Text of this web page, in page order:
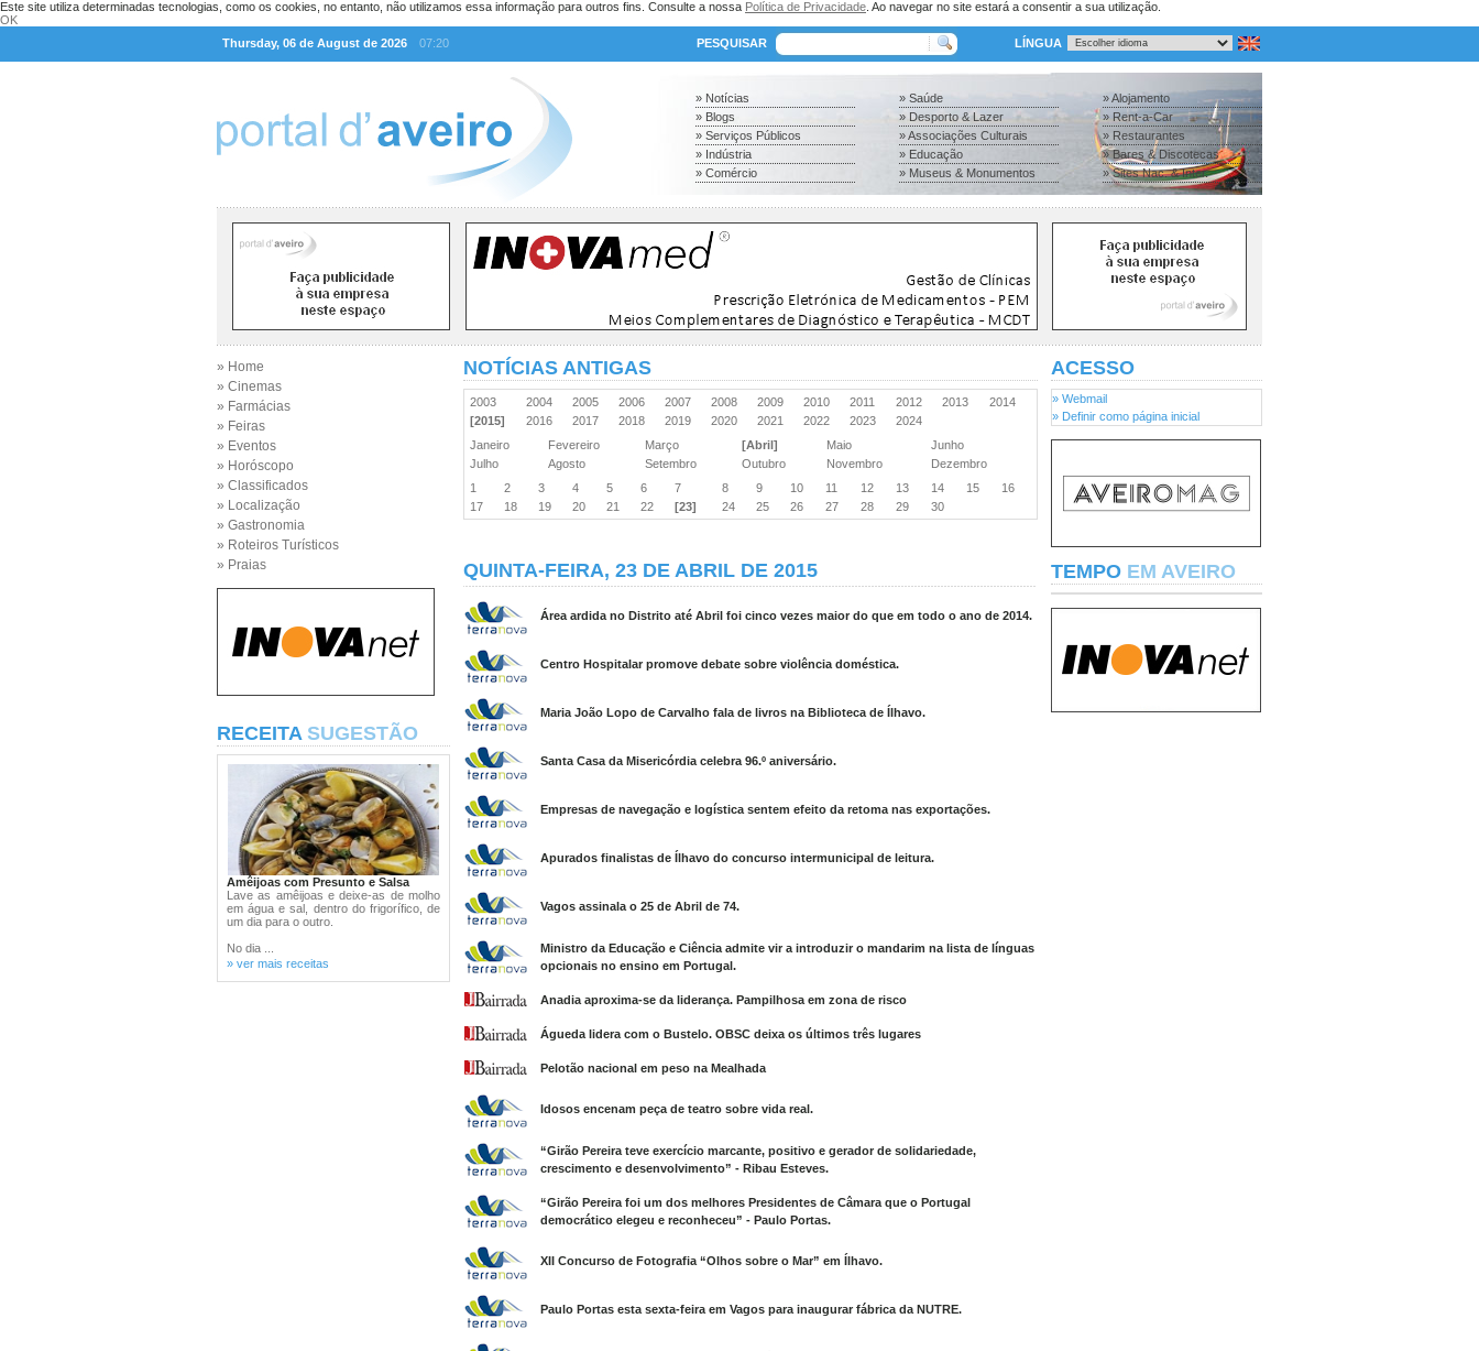
Este site utiliza determinadas tecnologias, como os cookies, no entanto, não utilizamos essa informação para outros fins. Consulte a nossa Política de Privacidade . Ao navegar no site estará a consentir a sua utilização.
OK
Thursday, 06 de August de 2026
07:20 PESQUISAR LÍNGUA
» Notícias
» Blogs
» Serviços Públicos
» Indústria
» Comércio
» Saúde
» Desporto & Lazer
» Associações Culturais
» Educação
» Museus & Monumentos
» Alojamento
» Rent-a-Car
» Restaurantes
» Bares & Discotecas
» Sites Nac. & Inter.
» Home
» Cinemas
» Farmácias
» Feiras
» Eventos
» Horóscopo
» Classificados
» Localização
» Gastronomia
» Roteiros Turísticos
» Praias
RECEITA SUGESTÃO
Amêijoas com Presunto e Salsa
Lave as amêijoas e deixe-as de molho
em água e sal, dentro do frigorífico, de
um dia para o outro.
No dia ...
» ver mais receitas
NOTÍCIAS ANTIGAS
2003 2004 2005 2006 2007 2008 2009 2010 2011 2012 2013
2014
[2015]
2016 2017 2018 2019 2020 2021 2022 2023
2024
Janeiro
Fevereiro Março [Abril] Maio
Junho
Julho
Agosto Setembro Outubro Novembro
Dezembro
1
2 3 4 5 6 7 8 9 10 11 12 13 14 15
16
17
18 19 20 21 22 [23] 24 25 26 27 28 29 30
QUINTA-FEIRA, 23 DE ABRIL DE 2015
Área ardida no Distrito até Abril foi cinco vezes maior do que em todo o ano de 2014.
Centro Hospitalar promove debate sobre violência doméstica.
Maria João Lopo de Carvalho fala de livros na Biblioteca de Ílhavo.
Santa Casa da Misericórdia celebra 96.º aniversário.
Empresas de navegação e logística sentem efeito da retoma nas exportações.
Apurados finalistas de Ílhavo do concurso intermunicipal de leitura.
Vagos assinala o 25 de Abril de 74.
Ministro da Educação e Ciência admite vir a introduzir o mandarim na lista de línguas
opcionais no ensino em Portugal.
Anadia aproxima-se da liderança. Pampilhosa em zona de risco
Águeda lidera com o Bustelo. OBSC deixa os últimos três lugares
Pelotão nacional em peso na Mealhada
Idosos encenam peça de teatro sobre vida real.
“Girão Pereira teve exercício marcante, positivo e gerador de solidariedade,
crescimento e desenvolvimento” - Ribau Esteves.
“Girão Pereira foi um dos melhores Presidentes de Câmara que o Portugal
democrático elegeu e reconheceu” - Paulo Portas.
XII Concurso de Fotografia “Olhos sobre o Mar” em Ílhavo.
Paulo Portas esta sexta-feira em Vagos para inaugurar fábrica da NUTRE.
ACESSO
» Webmail
» Definir como página inicial
TEMPO EM AVEIRO